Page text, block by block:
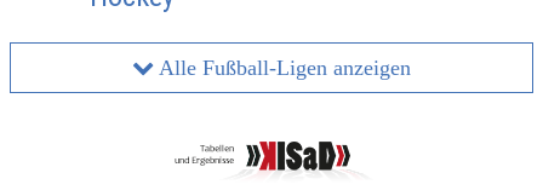
Alle Fußball-Ligen anzeigen